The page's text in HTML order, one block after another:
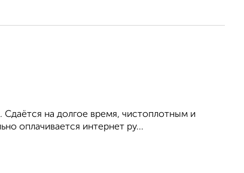
Сдаётся на долгое время, чистоплотным и
оплачивается интернет ру...